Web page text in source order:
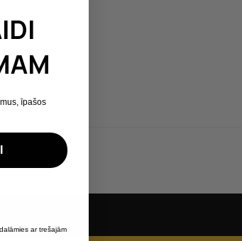
īpašos
ar trešajām